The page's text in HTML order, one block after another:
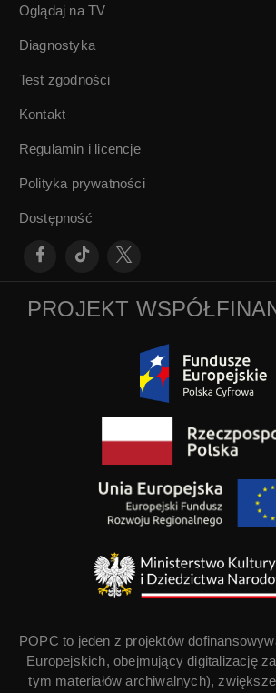
Oglądaj na TV
Diagnostyka
Test zgodności
Kontakt
Regulamin i licencje
Polityka prywatności
Dostępność
PROJEKT
POPC to jeden z projektów
Europejskich, obejmujący digitalizację
tym materiałów archiwalnych),